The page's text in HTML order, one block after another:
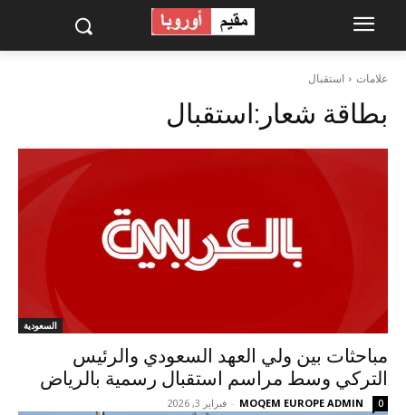
علامات استقبال
بطاقة شعار:استقبال
السعودية
مباحثات بين ولي العهد السعودي والرئيس
التركي وسط مراسم استقبال رسمية بالرياض
MOQEM EUROPE ADMIN
- فبراير 3, 2026 0